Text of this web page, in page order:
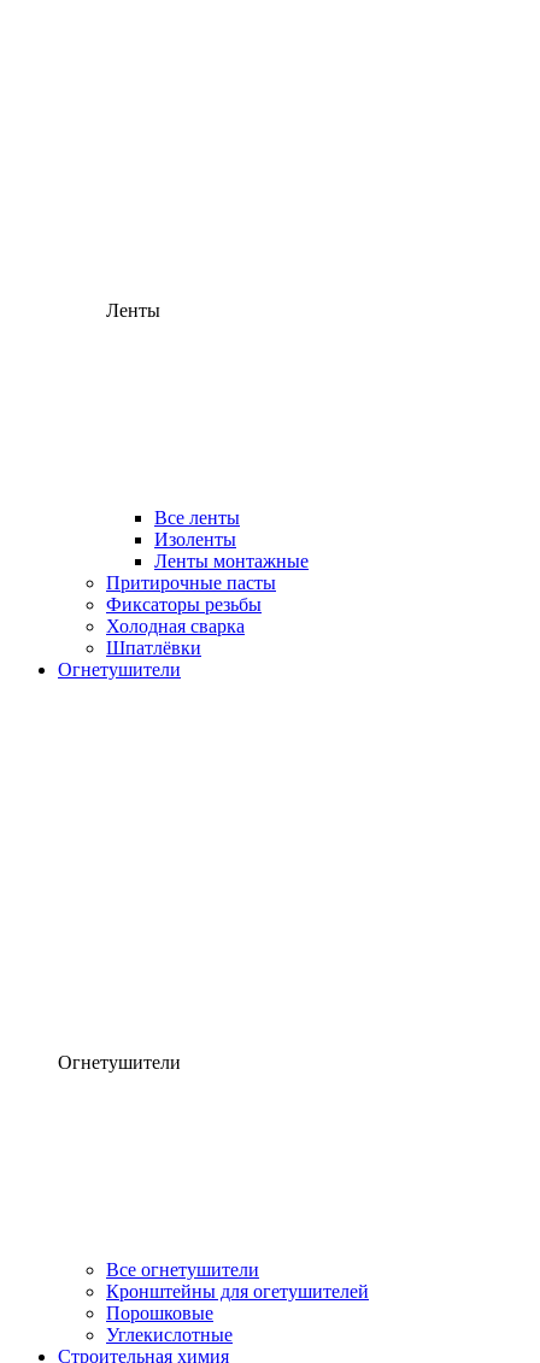
Ленты
Все ленты
Изоленты
Ленты монтажные
Притирочные пасты
Фиксаторы резьбы
Холодная сварка
Шпатлёвки
Огнетушители
Огнетушители
Все огнетушители
Кронштейны для огетушителей
Порошковые
Углекислотные
Строительная химия